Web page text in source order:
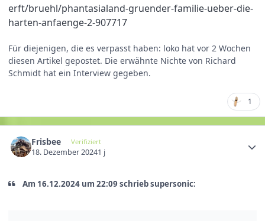
erft/bruehl/phantasialand-gruender-familie-ueber-die-
harten-anfaenge-2-907717
Für diejenigen, die es verpasst haben: loko hat vor 2 Wochen
diesen Artikel gepostet. Die erwähnte Nichte von Richard
Schmidt hat ein Interview gegeben.
1
Frisbee Verifiziert
18. Dezember 20241 j
Am 16.12.2024 um 22:09 schrieb supersonic: